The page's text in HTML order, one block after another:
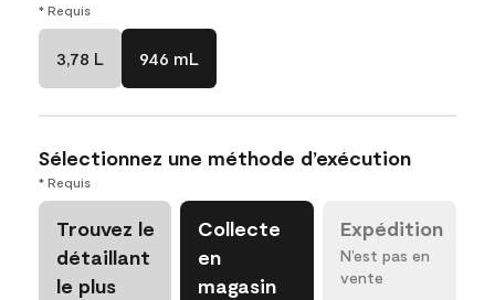
* Requis
3,78 L 946 mL
Sélectionnez une méthode d’exécution
* Requis
Trouvez le
détaillant
le plus
Collecte
en
magasin
Expédition
N’est pas en
vente